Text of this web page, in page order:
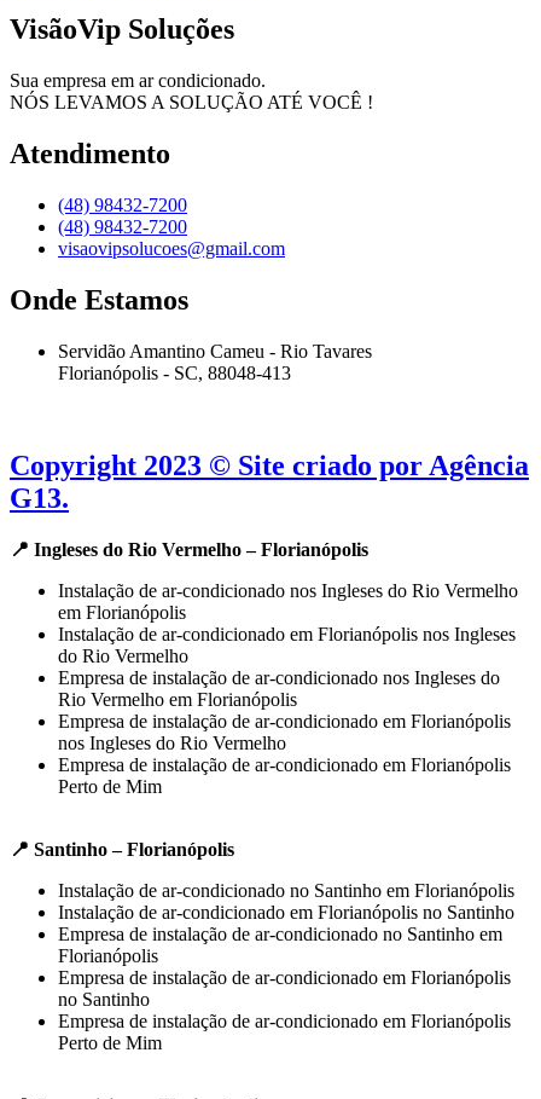
VisãoVip Soluções
Sua empresa em ar condicionado.
NÓS LEVAMOS A SOLUÇÃO ATÉ VOCÊ !
Atendimento
(48) 98432-7200
(48) 98432-7200
visaovipsolucoes@gmail.com
Onde Estamos
Servidão Amantino Cameu - Rio Tavares
Florianópolis - SC, 88048-413
Copyright 2023 © Site criado por Agência
G13.
📍 Ingleses do Rio Vermelho – Florianópolis
Instalação de ar-condicionado nos Ingleses do Rio Vermelho
em Florianópolis
Instalação de ar-condicionado em Florianópolis nos Ingleses
do Rio Vermelho
Empresa de instalação de ar-condicionado nos Ingleses do
Rio Vermelho em Florianópolis
Empresa de instalação de ar-condicionado em Florianópolis
nos Ingleses do Rio Vermelho
Empresa de instalação de ar-condicionado em Florianópolis
Perto de Mim
📍 Santinho – Florianópolis
Instalação de ar-condicionado no Santinho em Florianópolis
Instalação de ar-condicionado em Florianópolis no Santinho
Empresa de instalação de ar-condicionado no Santinho em
Florianópolis
Empresa de instalação de ar-condicionado em Florianópolis
no Santinho
Empresa de instalação de ar-condicionado em Florianópolis
Perto de Mim